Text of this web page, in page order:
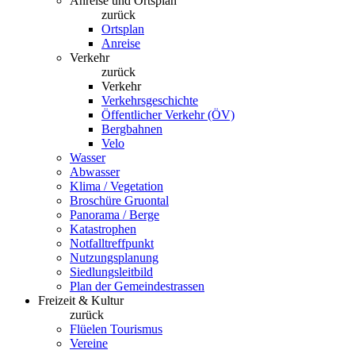
zurück
Ortsplan
Anreise
Verkehr
zurück
Verkehr
Verkehrsgeschichte
Öffentlicher Verkehr (ÖV)
Bergbahnen
Velo
Wasser
Abwasser
Klima / Vegetation
Broschüre Gruontal
Panorama / Berge
Katastrophen
Notfalltreffpunkt
Nutzungsplanung
Siedlungsleitbild
Plan der Gemeindestrassen
Freizeit & Kultur
zurück
Flüelen Tourismus
Vereine